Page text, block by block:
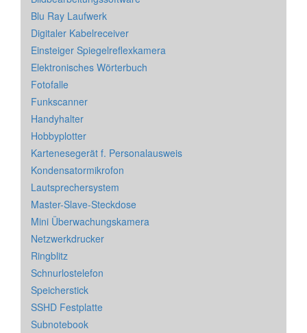
Blu Ray Laufwerk
Digitaler Kabelreceiver
Einsteiger Spiegelreflexkamera
Elektronisches Wörterbuch
Fotofalle
Funkscanner
Handyhalter
Hobbyplotter
Kartenesegerät f. Personalausweis
Kondensatormikrofon
Lautsprechersystem
Master-Slave-Steckdose
Mini Überwachungskamera
Netzwerkdrucker
Ringblitz
Schnurlostelefon
Speicherstick
SSHD Festplatte
Subnotebook